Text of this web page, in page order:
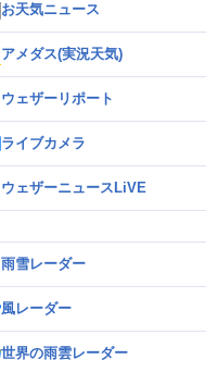
お天気ニュース
アメダス(実況天気)
ウェザーリポート
ライブカメラ
ウェザーニュースLiVE
雨雪レーダー
風レーダー
世界の雨雲レーダー